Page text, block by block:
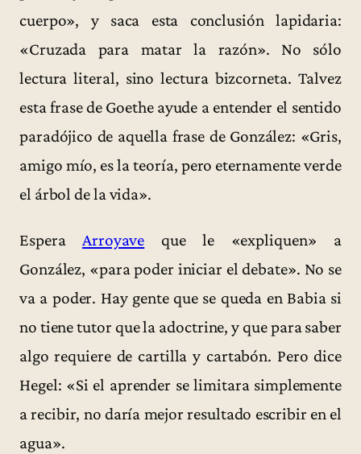
cuerpo», y saca esta conclusión lapidaria:
«Cruzada para matar la razón». No sólo
lectura literal, sino lectura bizcorneta. Talvez
esta frase de Goethe ayude a entender el sentido
paradójico de aquella frase de González: «Gris,
amigo mío, es la teoría, pero eternamente verde
el árbol de la vida».
EsperaArroyave que le «expliquen» a
González, «para poder iniciar el debate». No se
va a poder. Hay gente que se queda en Babia si
no tiene tutor que la adoctrine, y que para saber
algo requiere de cartilla y cartabón. Pero dice
Hegel: «Si el aprender se limitara simplemente
a recibir, no daría mejor resultado escribir en el
agua».